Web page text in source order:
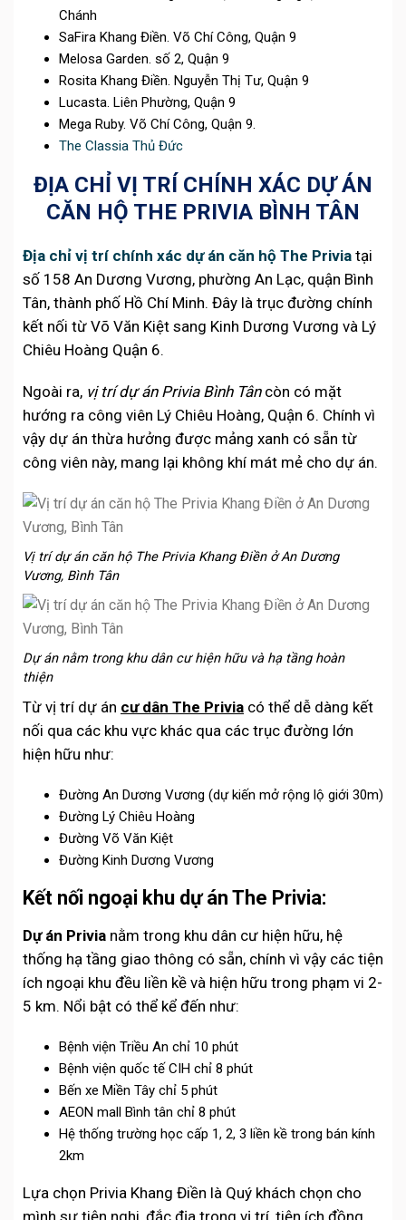
Chánh
SaFira Khang Điền. Võ Chí Công, Quận 9
Melosa Garden. số 2, Quận 9
Rosita Khang Điền. Nguyễn Thị Tư, Quận 9
Lucasta. Liên Phường, Quận 9
Mega Ruby. Võ Chí Công, Quận 9.
The Classia Thủ Đức
ĐỊA CHỈ VỊ TRÍ CHÍNH XÁC DỰ ÁN
CĂN HỘ THE PRIVIA BÌNH TÂN
Địa chỉ vị trí chính xác dự án căn hộ The Privia tại
số 158 An Dương Vương, phường An Lạc, quận Bình
Tân, thành phố Hồ Chí Minh. Đây là trục đường chính
kết nối từ Võ Văn Kiệt sang Kinh Dương Vương và Lý
Chiêu Hoàng Quận 6.
Ngoài ra, vị trí dự án Privia Bình Tâncòn có mặt
hướng ra công viên Lý Chiêu Hoàng, Quận 6. Chính vì
vậy dự án thừa hưởng được mảng xanh có sẵn từ
công viên này, mang lại không khí mát mẻ cho dự án.
Vị trí dự án căn hộ The Privia Khang Điền ở An Dương
Vương, Bình Tân
Dự án nằm trong khu dân cư hiện hữu và hạ tầng hoàn
thiện
Từ vị trí dự án cư dân The Privia có thể dễ dàng kết
nối qua các khu vực khác qua các trục đường lớn
hiện hữu như:
Đường An Dương Vương (dự kiến mở rộng lộ giới 30m)
Đường Lý Chiêu Hoàng
Đường Võ Văn Kiệt
Đường Kinh Dương Vương
Kết nối ngoại khu dự án The Privia:
Dự án Privia nằm trong khu dân cư hiện hữu, hệ
thống hạ tầng giao thông có sẵn, chính vì vậy các tiện
ích ngoại khu đều liền kề và hiện hữu trong phạm vi 2-
5 km. Nổi bật có thể kể đến như:
Bệnh viện Triều An chỉ 10 phút
Bệnh viện quốc tế CIH chỉ 8 phút
Bến xe Miền Tây chỉ 5 phút
AEON mall Bình tân chỉ 8 phút
Hệ thống trường học cấp 1, 2, 3 liền kề trong bán kính
2km
Lựa chọn Privia Khang Điền là Quý khách chọn cho